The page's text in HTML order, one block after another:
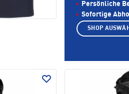
Persönliche
Sofortige